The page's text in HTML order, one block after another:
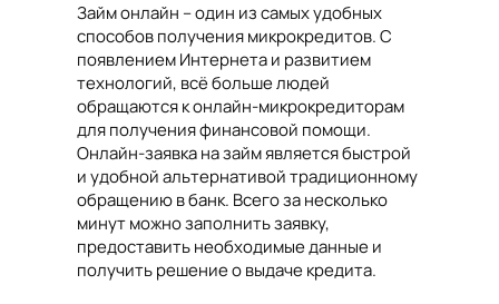
Займ онлайн – один из самых удобных
способов получения микрокредитов. С
появлением Интернета и развитием
технологий, всё больше людей
обращаются к онлайн-микрокредиторам
для получения финансовой помощи.
Онлайн-заявка на займ является быстрой
и удобной альтернативой традиционному
обращению в банк. Всего за несколько
минут можно заполнить заявку,
предоставить необходимые данные и
получить решение о выдаче кредита.